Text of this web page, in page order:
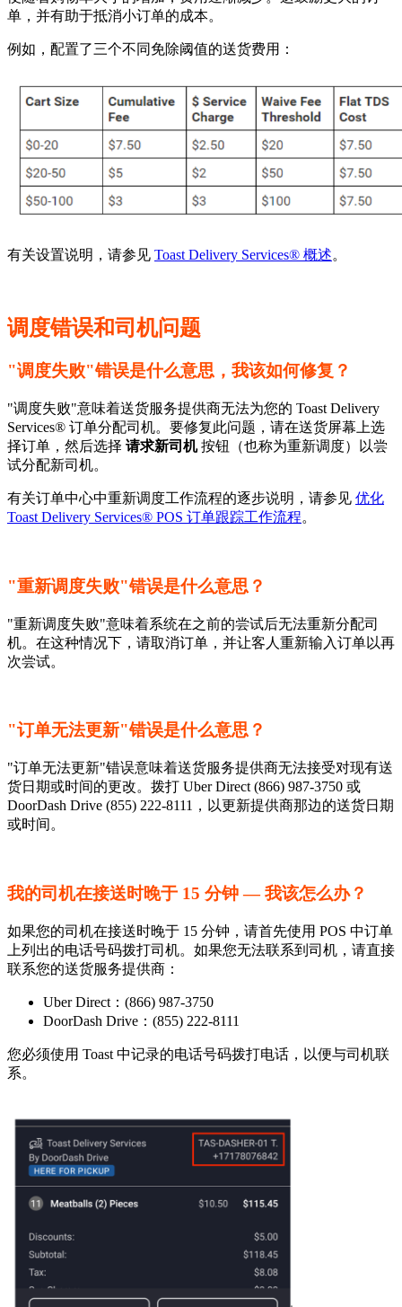
单，并有助于抵消小订单的成本。
例如，配置了三个不同免除阈值的送货费用：
有关设置说明，请参见 Toast Delivery Services® 概述。
调度错误和司机问题
"调度失败"错误是什么意思，我该如何修复？
"调度失败"意味着送货服务提供商无法为您的 Toast Delivery
Services® 订单分配司机。要修复此问题，请在送货屏幕上选
择订单，然后选择 请求新司机按钮（也称为重新调度）以尝
试分配新司机。
有关订单中心中重新调度工作流程的逐步说明，请参见 优化
Toast Delivery Services® POS 订单跟踪工作流程。
"重新调度失败"错误是什么意思？
"重新调度失败"意味着系统在之前的尝试后无法重新分配司
机。在这种情况下，请取消订单，并让客人重新输入订单以再
次尝试。
"订单无法更新"错误是什么意思？
"订单无法更新"错误意味着送货服务提供商无法接受对现有送
货日期或时间的更改。拨打 Uber Direct (866) 987-3750 或
DoorDash Drive (855) 222-8111，以更新提供商那边的送货日期
或时间。
我的司机在接送时晚于 15 分钟 — 我该怎么办？
如果您的司机在接送时晚于 15 分钟，请首先使用 POS 中订单
上列出的电话号码拨打司机。如果您无法联系到司机，请直接
联系您的送货服务提供商：
Uber Direct：(866) 987-3750
DoorDash Drive：(855) 222-8111
您必须使用 Toast 中记录的电话号码拨打电话，以便与司机联
系。